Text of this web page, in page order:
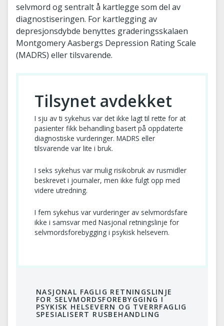
selvmord og sentralt å kartlegge som del av
diagnostiseringen. For kartlegging av
depresjonsdybde benyttes graderingsskalaen
Montgomery Aasbergs Depression Rating Scale
(MADRS) eller tilsvarende.
Tilsynet avdekket
I sju av ti sykehus var det ikke lagt til rette for at
pasienter fikk behandling basert på oppdaterte
diagnostiske vurderinger. MADRS eller
tilsvarende var lite i bruk.
I seks sykehus var mulig risikobruk av rusmidler
beskrevet i journaler, men ikke fulgt opp med
videre utredning.
I fem sykehus var vurderinger av selvmordsfare
ikke i samsvar med Nasjonal retningslinje for
selvmordsforebygging i psykisk helsevern.
NASJONAL FAGLIG RETNINGSLINJE
FOR SELVMORDSFOREBYGGING I
PSYKISK HELSEVERN OG TVERRFAGLIG
SPESIALISERT RUSBEHANDLING